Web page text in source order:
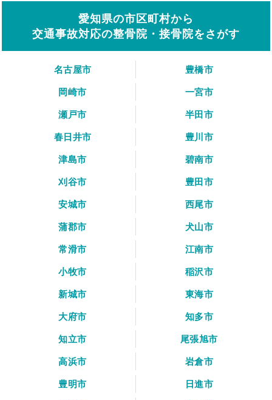
愛知県の市区町村から
交通事故対応の整骨院・接骨院をさがす
名古屋市
豊橋市
岡崎市
一宮市
瀬戸市
半田市
春日井市
豊川市
津島市
碧南市
刈谷市
豊田市
安城市
西尾市
蒲郡市
犬山市
常滑市
江南市
小牧市
稲沢市
新城市
東海市
大府市
知多市
知立市
尾張旭市
高浜市
岩倉市
豊明市
日進市